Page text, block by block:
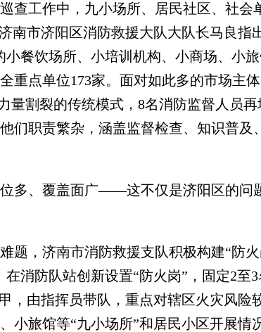
工作中，九小场所、居民社区、社会
南市济阳区消防救援大队大队长马良指
小餐饮场所、小培训机构、小商场、小
重点单位173家。面对如此多的市场主
量割裂的传统模式，8名消防监督人员
们职责繁杂，涵盖监督检查、知识普及
、覆盖面广——这不仅是济阳区的问
，济南市消防救援支队积极构建“防火
在消防队站创新设置“防火岗”，固定2至
，由指挥员带队，重点对辖区火灾风险
小旅馆等“九小场所”和居民小区开展情